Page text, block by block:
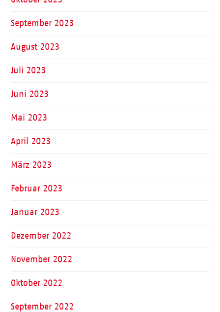
September 2023
August 2023
Juli 2023
Juni 2023
Mai 2023
April 2023
März 2023
Februar 2023
Januar 2023
Dezember 2022
November 2022
Oktober 2022
September 2022